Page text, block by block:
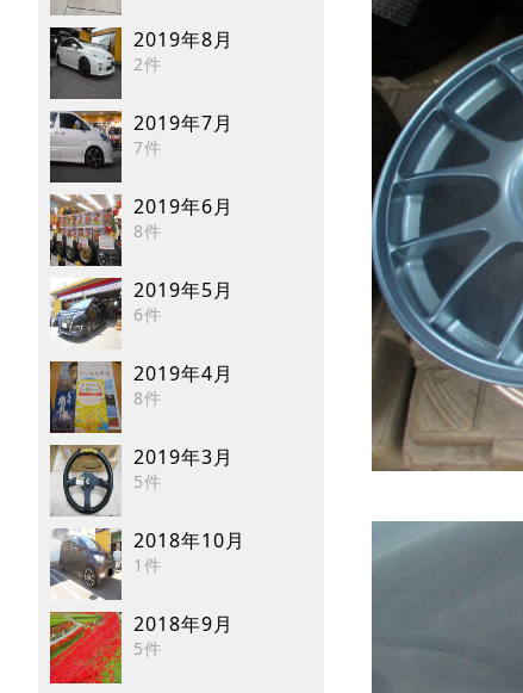
2019年8月
2件
2019年7月
7件
2019年6月
8件
2019年5月
6件
2019年4月
8件
2019年3月
5件
2018年10月
1件
2018年9月
5件